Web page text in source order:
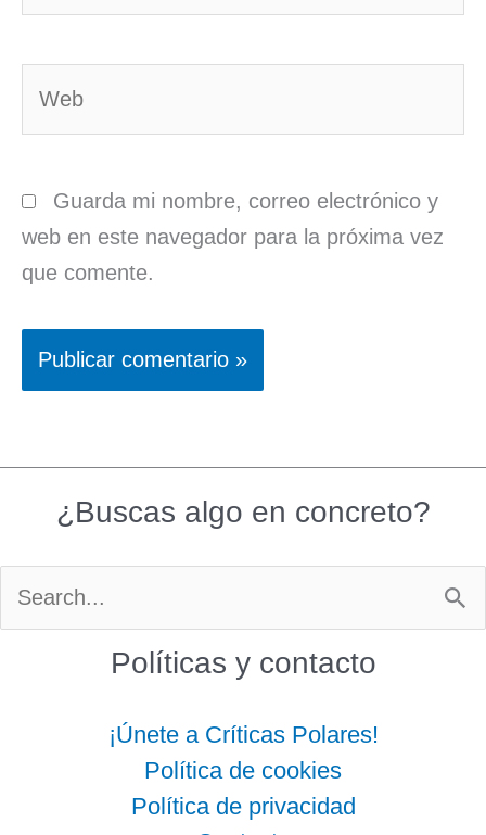
Guarda mi nombre, correo electrónico y
web en este navegador para la próxima vez
que comente.
¿Buscas algo en concreto?
Políticas y contacto
¡Únete a Críticas Polares!
Política de cookies
Política de privacidad